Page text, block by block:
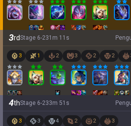
3rdStage 6-231 m 11 s
3 1 2 3 2 2
4thStage 6-233m 51 s
3 3 4 2 2 3